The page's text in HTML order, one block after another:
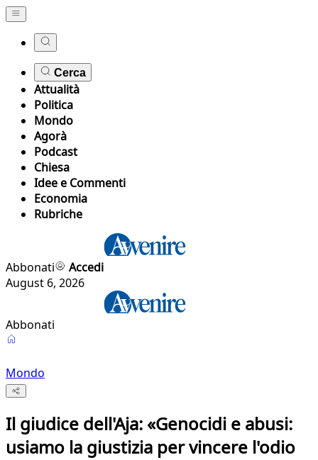
Cerca
Attualità
Politica
Mondo
Agorà
Podcast
Chiesa
Idee e Commenti
Economia
Rubriche
Abbonati
Accedi
August 6, 2026
Abbonati
Mondo
Il giudice dell'Aja: «Genocidi e abusi:
usiamo la giustizia per vincere l'odio